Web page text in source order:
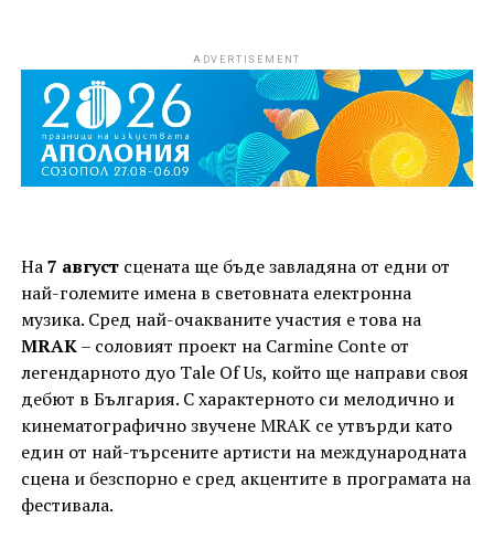
ADVERTISEMENT
На7 августсцената ще бъде завладяна от едни от
най-големите имена в световната електронна
музика. Сред най-очакваните участия е това на
MRAK– соловият проект на Carmine Conte от
легендарното дуо Tale Of Us, който ще направи своя
дебют в България. С характерното си мелодично и
кинематографично звучене MRAK се утвърди като
един от най-търсените артисти на международната
сцена и безспорно е сред акцентите в програмата на
фестивала.